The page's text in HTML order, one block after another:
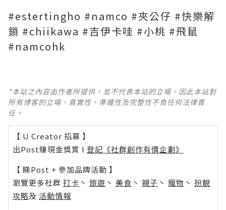
#estertingho #namco #夾公仔 #快樂解
鎖 #chiikawa #吉伊卡哇 #小桃 #飛鼠
#namcohk
*本站之內容由作者所提供，並不代表本站的立場。因此本站對
所有博客的立場、真實性、準確性及完整性不負任何法律責
任。
【 U Creator 招募 】
出Post賺現金獎賞 l 登記《社群創作有價企劃》
【 睇Post + 參加品牌活動 】
瀏覽更多社群 打卡 丶 旅遊 丶 美食 丶 親子 丶 寵物 丶 扮靚
攻略及 活動情報